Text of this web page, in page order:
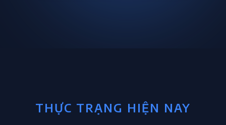
THỰC TRẠNG HIỆN NAY